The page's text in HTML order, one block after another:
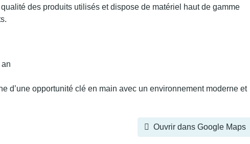
des produits utilisés et dispose de matériel haut de gamme
d’une opportunité clé en main avec un environnement moderne et
Ouvrir dans Google Maps